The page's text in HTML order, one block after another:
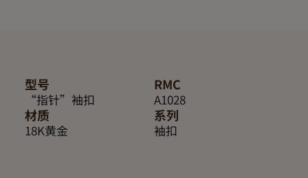
RMC
A1028
系列
袖扣
型号
“指针”袖扣
材质
18K黄金